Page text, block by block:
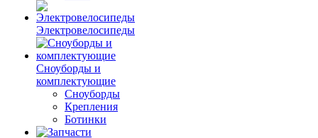
Электровелосипеды
Cноуборды и
комплектующие
Сноуборды
Крепления
Ботинки